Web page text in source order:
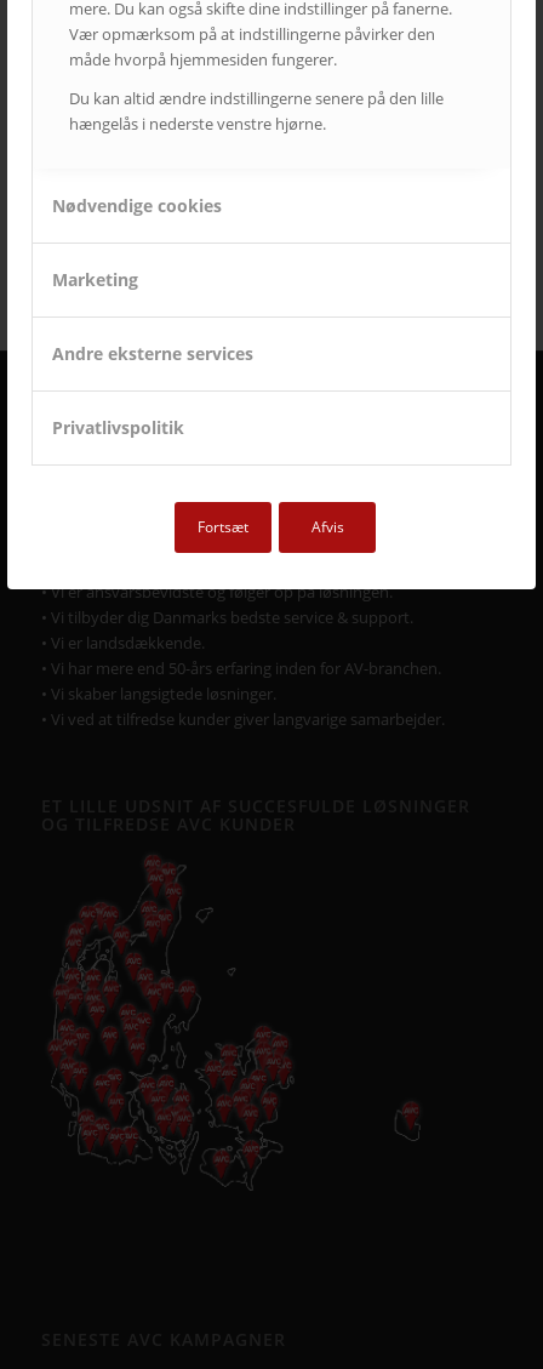
mere. Du kan også skifte dine indstillinger på fanerne.
Vær opmærksom på at indstillingerne påvirker den
måde hvorpå hjemmesiden fungerer.
Du kan altid ændre indstillingerne senere på den lille
hængelås i nederste venstre hjørne.
Nødvendige cookies
Marketing
Andre eksterne services
Privatlivspolitik
Fortsæt Afvis
hotel
i3 infoskærme interaktivitet
interaktiv projektor
kirke
konferencelokaler Landscape laserprojektor
LEDskærme
lyd lærred mødelokaler
nyt om AVC
Portrait
projektor rumstyring samsung
streaming løsninger
touchskærm
DERFOR SKAL AVC VÆRE DIN LEVERANDØR
• Vi går all in på en god dialog og et godt samarbejde.
• Vi er ansvarsbevidste og følger op på løsningen.
• Vi tilbyder dig Danmarks bedste service & support.
• Vi er landsdækkende.
• Vi har mere end 50-års erfaring inden for AV-branchen.
• Vi skaber langsigtede løsninger.
• Vi ved at tilfredse kunder giver langvarige samarbejder.